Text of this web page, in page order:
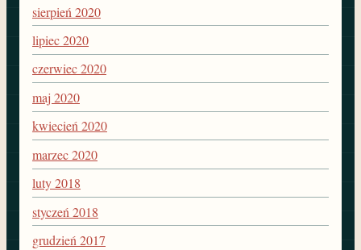
sierpień 2020
lipiec 2020
czerwiec 2020
maj 2020
kwiecień 2020
marzec 2020
luty 2018
styczeń 2018
grudzień 2017